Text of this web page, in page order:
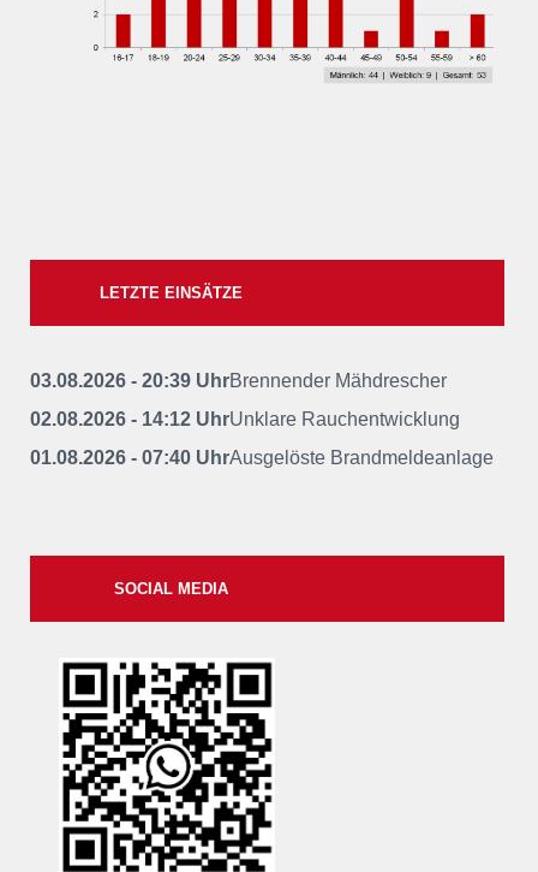
LETZTE EINSÄTZE
03.08.2026 - 20:39 UhrBrennender Mähdrescher
02.08.2026 - 14:12 UhrUnklare Rauchentwicklung
01.08.2026 - 07:40 UhrAusgelöste Brandmeldeanlage
SOCIAL MEDIA